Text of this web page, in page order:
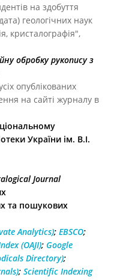
на здобуття
геологічних наук
кристалографія",
обробку рукопису з
опублікованих
на сайті журналу в
України ім. В.І.
Journal
та пошукових
Analytics); EBSCO;
(OAJI); Google
Directory);
; Scientific Indexing